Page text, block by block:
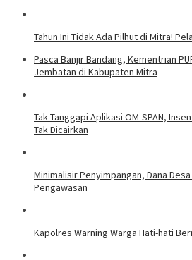
Tahun Ini Tidak Ada Pilhut di Mitra!
Pasca Banjir Bandang, Kementrian
Jembatan di Kabupaten Mitra
Tak Tanggapi Aplikasi OM-SPAN,
Tak Dicairkan
Minimalisir Penyimpangan, Dana
Pengawasan
Kapolres Warning Warga Hati-hati